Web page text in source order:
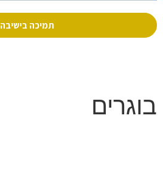
תמיכה בישיבה
בוגרים